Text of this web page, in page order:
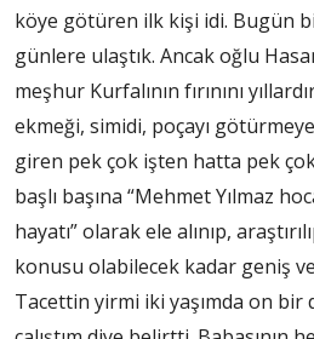
köye götüren ilk kişi idi. Bugün
günlere ulaştık. Ancak oğlu
meşhur Kurfalının fırınını
ekmeği, simidi, poçayı
giren pek çok işten hatta pek
başlı başına “Mehmet Yılmaz
hayatı” olarak ele alınıp,
konusu olabilecek kadar geniş
Tacettin yirmi iki yaşımda on bir